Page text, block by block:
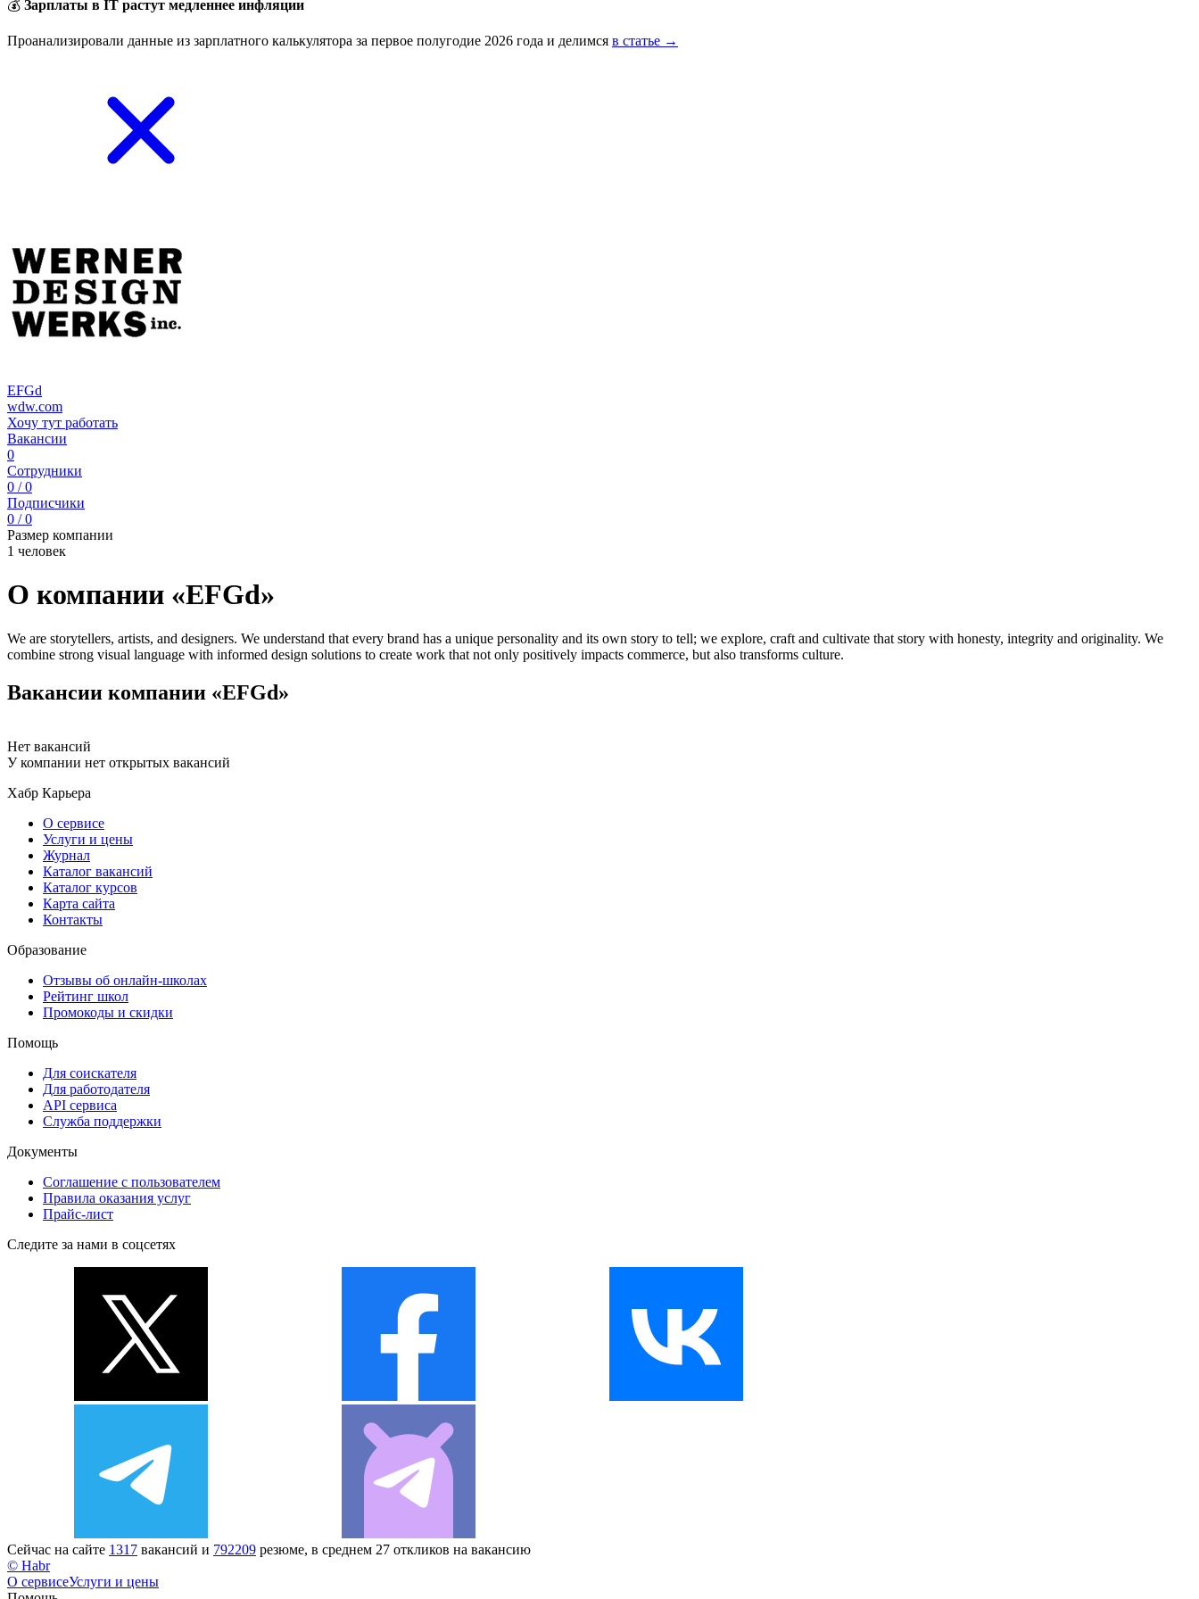
💰 Зарплаты в IT растут медленнее инфляции
Проанализировали данные из зарплатного калькулятора за первое полугодие 2026 года и делимся в статье →
EFGd
wdw.com
Хочу тут работать
Вакансии
0
Сотрудники
0 / 0
Подписчики
0 / 0
Размер компании
1 человек
О компании «EFGd»
We are storytellers, artists, and designers. We understand that every brand has a unique personality and its own story to tell; we explore, craft and cultivate that story with honesty, integrity and originality. We
combine strong visual language with informed design solutions to create work that not only positively impacts commerce, but also transforms culture.
Вакансии компании «EFGd»
Нет вакансий
У компании нет открытых вакансий
Хабр Карьера
О сервисе
Услуги и цены
Журнал
Каталог вакансий
Каталог курсов
Карта сайта
Контакты
Образование
Отзывы об онлайн-школах
Рейтинг школ
Промокоды и скидки
Помощь
Для соискателя
Для работодателя
API сервиса
Служба поддержки
Документы
Соглашение с пользователем
Правила оказания услуг
Прайс-лист
Следите за нами в соцсетях
Сейчас на сайте 1317 вакансий и 792209 резюме, в среднем 27 откликов на вакансию
© Habr
О сервисеУслуги и цены